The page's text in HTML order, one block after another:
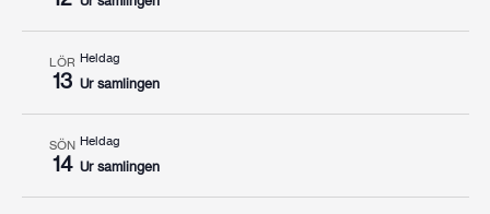
LÖR
13
Heldag
Ur samlingen
SÖN
14
Heldag
Ur samlingen